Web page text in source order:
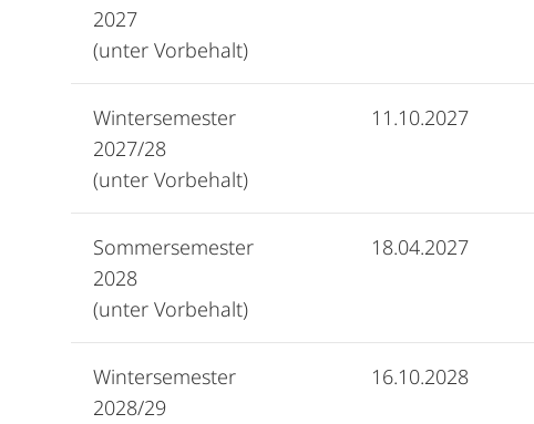
2027
(unter Vorbehalt)
Wintersemester
2027/28
(unter Vorbehalt)
11.10.2027
Sommersemester
2028
(unter Vorbehalt)
18.04.2027
Wintersemester
2028/29
16.10.2028